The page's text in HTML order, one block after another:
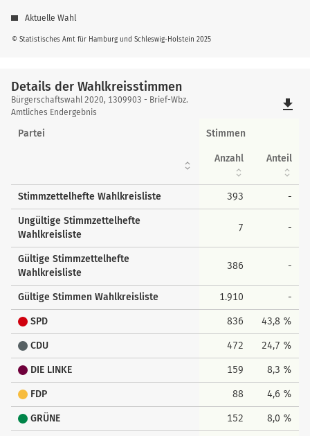
© Statistisches Amt für Hamburg und Schleswig-Holstein 2025
Aktuelle Wahl
Details der Wahlkreisstimmen
Details
der
Wahlkreisstimmen
Bürgerschaftswahl 2020, 1309903 - Brief-Wbz.
Amtliches Endergebnis
file_download
Partei Stimmen
Anzahl Anteil
Stimmzettelhefte Wahlkreisliste 393 -
Ungültige Stimmzettelhefte
Wahlkreisliste
7 -
Gültige Stimmzettelhefte
Wahlkreisliste
386 -
Gültige Stimmen Wahlkreisliste 1.910 -
SPD 836 43,8 %
CDU 472 24,7 %
DIE LINKE 159 8,3 %
FDP 88 4,6 %
GRÜNE 152 8,0 %